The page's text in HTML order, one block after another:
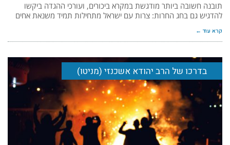
תובנה חשובה ביותר מודגשת במקרא ביכורים, ועורכי ההגדה ביקשו
להדגיש גם בחג החרות: צרות עם ישראל מתחילות תמיד משנאת אחים
קרא עוד ←
בדרכו של הרב יהודא אשכנזי (מניטו)